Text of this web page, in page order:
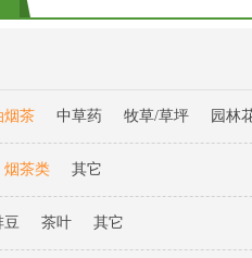
烟茶 中草药 牧草/草坪 园林
烟茶类 其它
豆 茶叶 其它